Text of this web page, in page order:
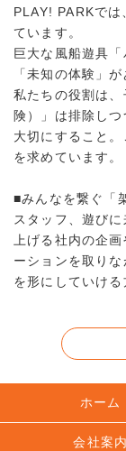
PLAY! PARKで
ています。
巨大な風船遊具
「未知の体験」
私たちの役割は
険）」は排除し
大切にすること
を求めています。
■みんなを繋ぐ「
スタッフ、遊び
上げる社内の企
ーションを取り
を形にしていける
ホーム
会社案内